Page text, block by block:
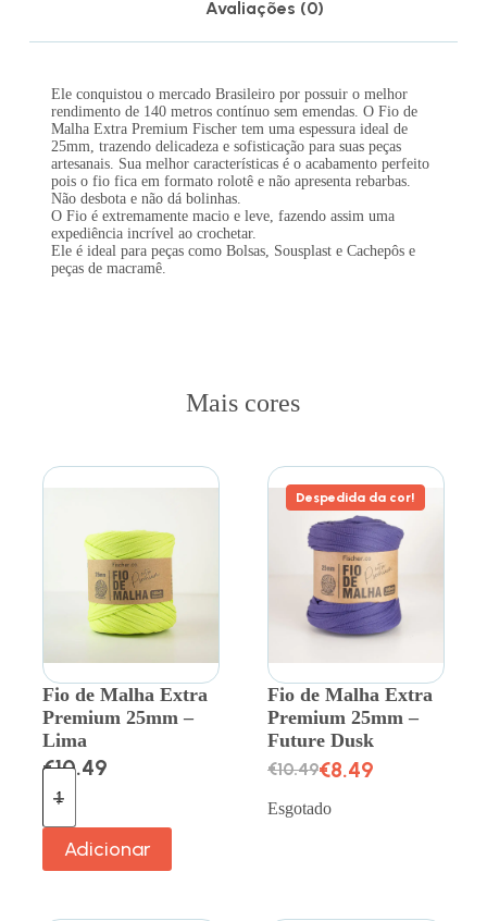
Avaliações (0)
Ele conquistou o mercado Brasileiro por possuir o melhor
rendimento de 140 metros contínuo sem emendas. O Fio de
Malha Extra Premium Fischer tem uma espessura ideal de
25mm, trazendo delicadeza e sofisticação para suas peças
artesanais. Sua melhor características é o acabamento perfeito
pois o fio fica em formato rolotê e não apresenta rebarbas.
Não desbota e não dá bolinhas.
O Fio é extremamente macio e leve, fazendo assim uma
expediência incrível ao crochetar.
Ele é ideal para peças como Bolsas, Sousplast e Cachepôs e
peças de macramê.
Mais cores
Fio de Malha Extra
Premium 25mm –
Lima
€10.49
Adicionar
Despedida da cor!
Fio de Malha Extra
Premium 25mm –
Future Dusk
€10.49€8.49
Esgotado